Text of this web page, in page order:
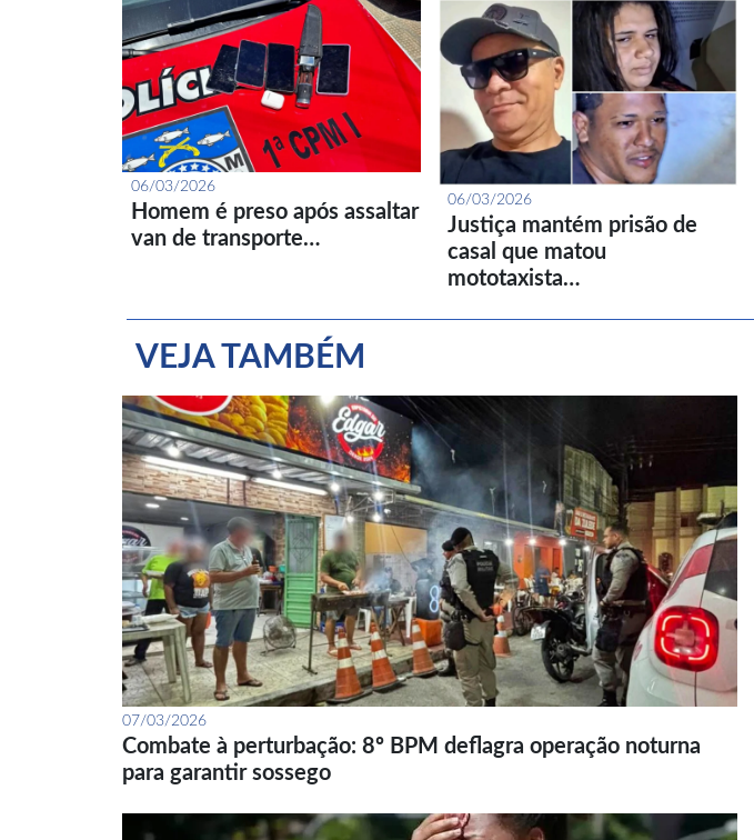
06/03/2026
Homem é preso após assaltar
van de transporte…
06/03/2026
Justiça mantém prisão de
casal que matou
mototaxista…
VEJA TAMBÉM
07/03/2026
Combate à perturbação: 8º BPM deflagra operação noturna
para garantir sossego